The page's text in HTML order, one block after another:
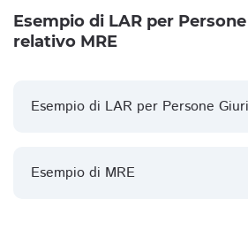
Esempio di LAR per
relativo MRE
Esempio di LAR per Persone
Esempio di MRE